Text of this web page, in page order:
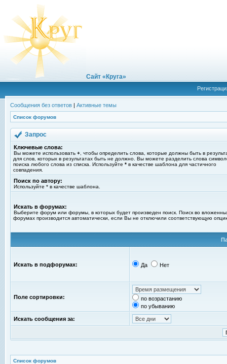
Сайт «Круга»
Сообщения без ответов | Активные темы
Список форумов
Запрос
Ключевые слова:
Вы можете использовать + , чтобы определить слова, которые должны быть в
для слов, которых в результатах быть не должно. Вы можете разделить слова
поиска любого слова из списка. Используйте * в качестве шаблона для частичного
совпадения.
Поиск по автору:
Используйте * в качестве шаблона.
Искать в форумах:
Выберите форум или форумы, в которых будет произведен поиск. Поиск во
форумах производится автоматически, если Вы не отключили соответствующую
Искать в подфорумах: Да Нет
Поле сортировки:
по возрастанию
по убыванию
Искать сообщения за:
Список форумов